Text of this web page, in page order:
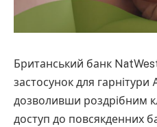
Британський банк
застосунок для
дозволивши роздрібним
доступ до повсякденних